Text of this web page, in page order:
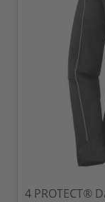
4 PROTECT®